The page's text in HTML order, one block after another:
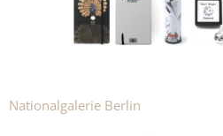
Nationalgalerie Berlin